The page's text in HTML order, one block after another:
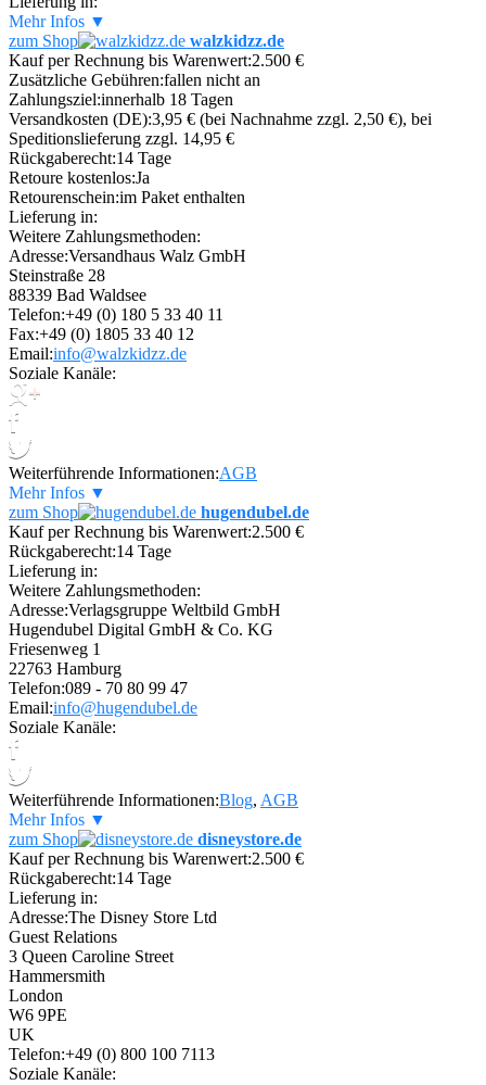
Mehr Infos ▼
zum Shop
walzkidzz.de
Kauf per Rechnung bis Warenwert:2.500 €
Zusätzliche Gebühren:fallen nicht an
Zahlungsziel:innerhalb 18 Tagen
Versandkosten (DE):3,95 € (bei Nachnahme zzgl. 2,50 €), bei
Speditionslieferung zzgl. 14,95 €
Rückgaberecht:14 Tage
Retoure kostenlos:Ja
Retourenschein:im Paket enthalten
Lieferung in:
Weitere Zahlungsmethoden:
Adresse:Versandhaus Walz GmbH
Steinstraße 28
88339 Bad Waldsee
Telefon:+49 (0) 180 5 33 40 11
Fax:+49 (0) 1805 33 40 12
Email:info@walzkidzz.de
Soziale Kanäle:
Weiterführende Informationen:AGB
Mehr Infos ▼
zum Shop
hugendubel.de
Kauf per Rechnung bis Warenwert:2.500 €
Rückgaberecht:14 Tage
Lieferung in:
Weitere Zahlungsmethoden:
Adresse:Verlagsgruppe Weltbild GmbH
Hugendubel Digital GmbH & Co. KG
Friesenweg 1
22763 Hamburg
Telefon:089 - 70 80 99 47
Email:info@hugendubel.de
Soziale Kanäle:
Weiterführende Informationen:Blog, AGB
Mehr Infos ▼
zum Shop
disneystore.de
Kauf per Rechnung bis Warenwert:2.500 €
Rückgaberecht:14 Tage
Lieferung in:
Adresse:The Disney Store Ltd
Guest Relations
3 Queen Caroline Street
Hammersmith
London
W6 9PE
UK
Telefon:+49 (0) 800 100 7113
Soziale Kanäle: